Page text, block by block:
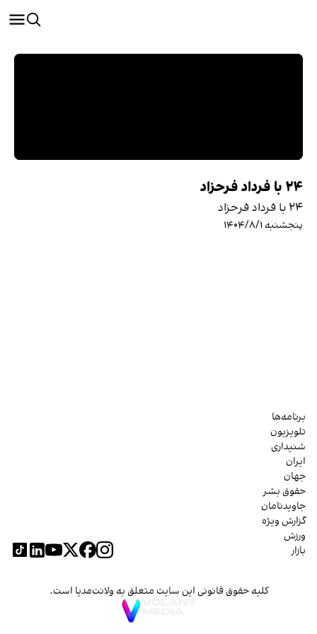
۲۴ با فرداد فرحزاد
۲۴ با فرداد فرحزاد
پنجشنبه ۱۴۰۴/۸/۱
برنامه‌ها
تلویزیون
شنیداری
ایران
جهان
حقوق بشر
جاویدنامان
گزارش ویژه
ورزش
بازار
کلیه حقوق قانونی این سایت متعلق به ولانت‌مدیا است.